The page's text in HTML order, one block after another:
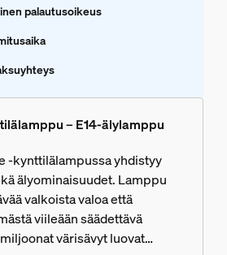
palautusoikeus
– E14-älylamppu
-kynttilälampussa yhdistyy
älyominaisuudet. Lamppu
valkoista valoa että
viileään säädettävä
värisävyt luovat